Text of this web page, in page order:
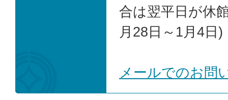
合は翌平日が休
月28日～1月4日)
メールでのお問